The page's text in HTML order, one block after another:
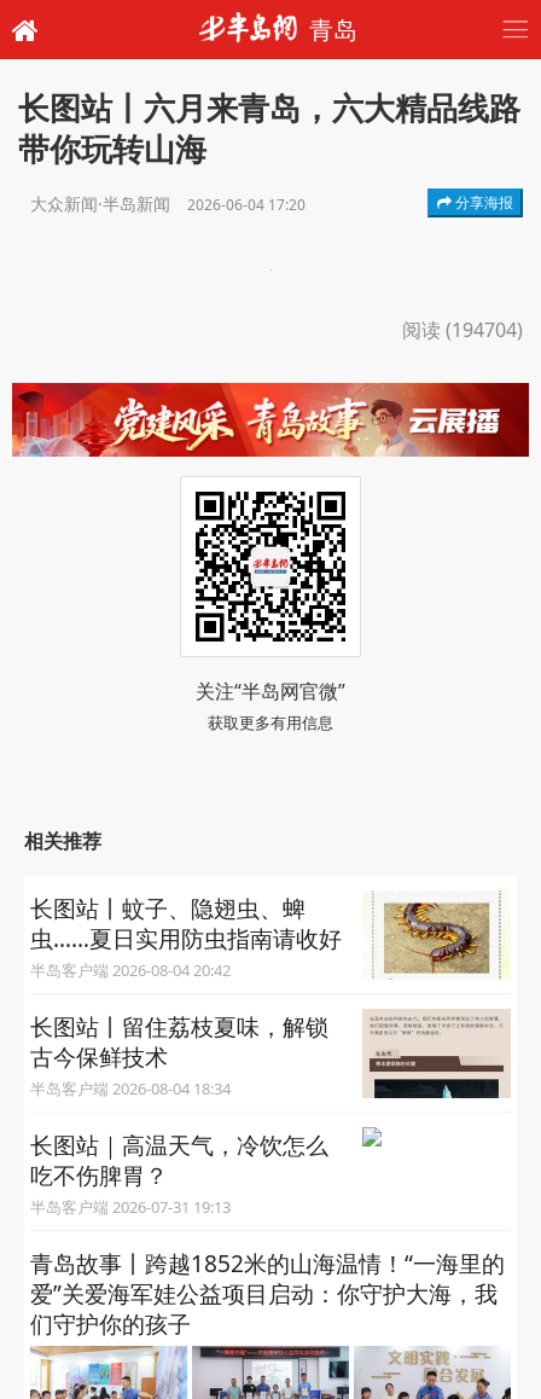
青岛
长图站丨六月来青岛，六大精品线路
带你玩转山海
大众新闻·半岛新闻 2026-06-04 17:20 分享海报
阅读 (194704)
关注“半岛网官微”
获取更多有用信息
相关推荐
长图站丨蚊子、隐翅虫、蜱
虫……夏日实用防虫指南请收好
半岛客户端 2026-08-04 20:42
长图站丨留住荔枝夏味，解锁
古今保鲜技术
半岛客户端 2026-08-04 18:34
长图站｜高温天气，冷饮怎么
吃不伤脾胃？
半岛客户端 2026-07-31 19:13
青岛故事丨跨越1852米的山海温情！“一海里的
爱”关爱海军娃公益项目启动：你守护大海，我
们守护你的孩子